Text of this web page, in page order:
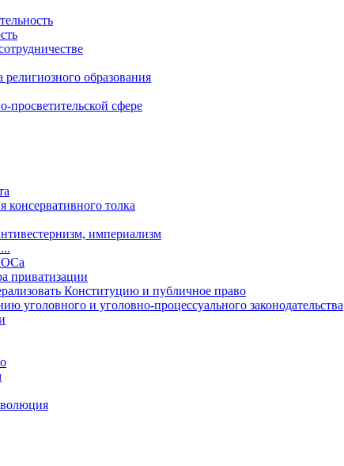
религиозного образования
просветительской сфере
толка
империализм
приватизации
Конституцию и публичное право
уголовного и уголовно-процессуального законодательства